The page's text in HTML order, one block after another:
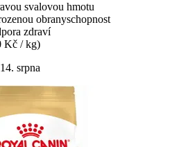
svalovou hmotu
obranyschopnost
zdraví
Kč / kg)
srpna